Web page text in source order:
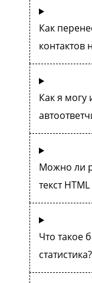
Как
контактов
Как я могу
Можно ли
текст
Что такое
статистика?